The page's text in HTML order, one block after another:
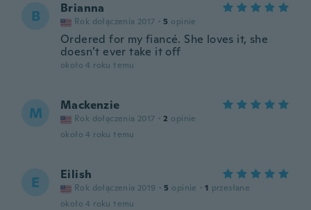
B Brianna
Rok dołączenia 2017 · 5 opinie
Ordered for my fiancé. She loves it, she
doesn’t ever take it off
około 4 roku temu
M Mackenzie
Rok dołączenia 2017 · 2 opinie
około 4 roku temu
E Eilish
Rok dołączenia 2019 · 5 opinie · 1 przesłane
około 4 roku temu